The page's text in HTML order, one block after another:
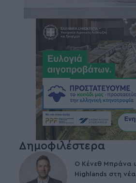
Δημοφιλέστερα
Ο Κένεθ Μπράνα
Highlands στη